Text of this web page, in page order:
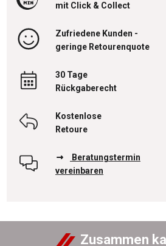
mit Click & Collect
Zufriedene Kunden -
geringe Retourenquote
30 Tage
Rückgaberecht
Kostenlose
Retoure
Beratungstermin
vereinbaren
Zusammen